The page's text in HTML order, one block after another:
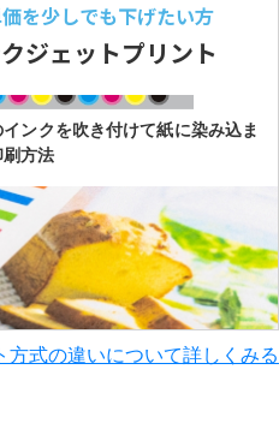
を少しでも下げたい方
ジェットプリント
ンクを吹き付けて紙に染み込ま
方法
方式の違いについて詳しくみる